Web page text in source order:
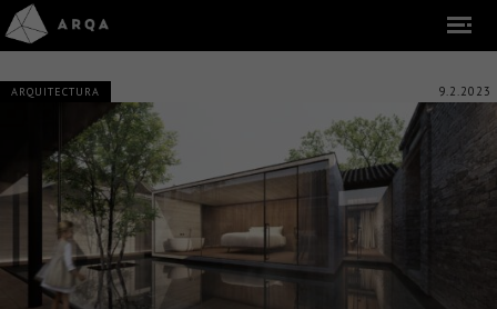
ARQUITECTURA 9.2.2023